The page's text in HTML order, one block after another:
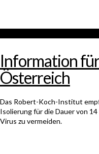
Information
Österreich
Das Robert-Koch-Institut
Isolierung für die Dauer von
Virus zu vermeiden.